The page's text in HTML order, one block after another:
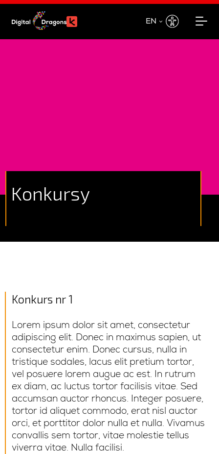
EN
EN
Konkursy
Konkurs nr 1
Lorem ipsum dolor sit amet, consectetur
adipiscing elit. Donec in maximus sapien, ut
consectetur enim. Donec cursus, nulla in
tristique sodales, lacus elit pretium tortor,
vel posuere lorem augue ac est. In rutrum
ex diam, ac luctus tortor facilisis vitae. Sed
accumsan auctor rhoncus. Integer posuere,
tortor id aliquet commodo, erat nisl auctor
orci, et porttitor dolor nulla et nulla. Vivamus
convallis sem tortor, vitae molestie tellus
viverra vitae. Nulla facilisi.